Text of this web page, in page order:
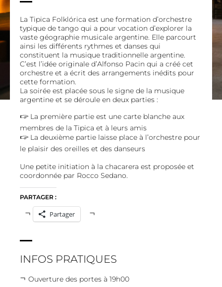
La Tipica Folklórica est une formation d’orchestre
typique de tango qui a pour vocation d’explorer la
vaste géographie musicale argentine. Elle parcourt
ainsi les différents rythmes et danses qui
constituent la musique traditionnelle argentine.
C’est l’idée originale d’Alfonso Pacin qui a créé cet
orchestre et a écrit des arrangements inédits pour
cette formation.
La soirée est placée sous le signe de la musique
argentine et se déroule en deux parties :
🖙 La première partie est une carte blanche aux
membres de la Tipica et à leurs amis
🖙 La deuxième partie laisse place à l’orchestre pour
le plaisir des oreilles et des danseurs
Une petite initiation à la chacarera est proposée et
coordonnée par Rocco Sedano.
PARTAGER :
Partager
INFOS PRATIQUES
Ouverture des portes à 19h00